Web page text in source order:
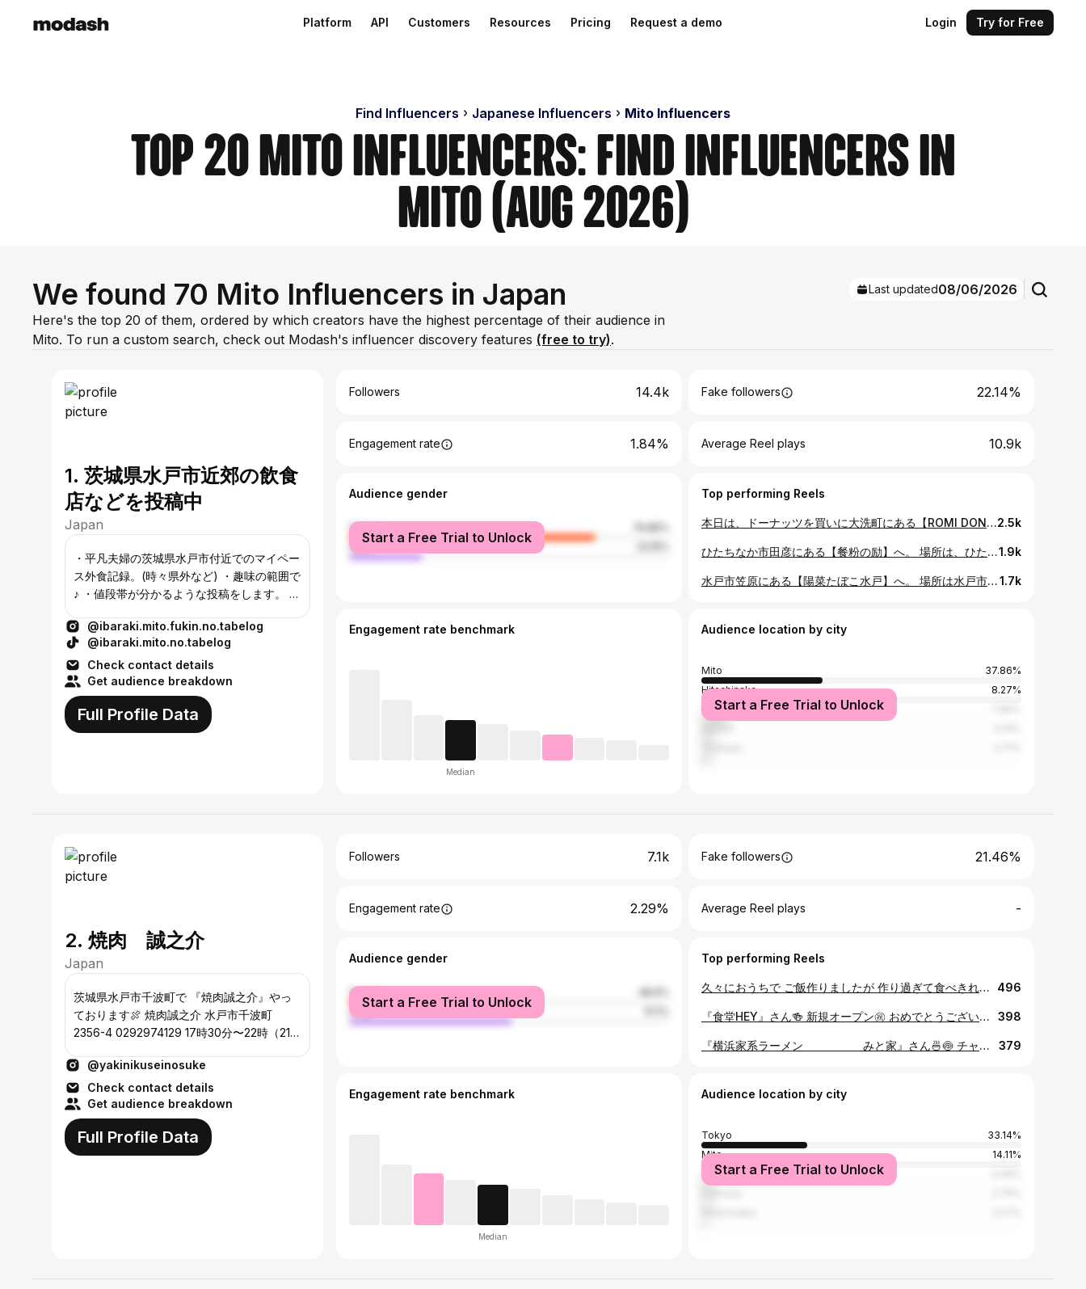
Platform API Customers Resources Pricing Request a demo Login Try for Free
Find Influencers Japanese Influencers Mito Influencers
Top 20 Mito Influencers: Find Influencers in
Mito (Aug 2026)
We found 70 Mito Influencers in Japan
Here's the top 20 of them, ordered by which creators have the highest percentage of their audience in
Mito. To run a custom search, check out Modash's influencer discovery features (free to try).
Last updated08/06/2026
1. 茨城県水戸市近郊の飲食
店などを投稿中
Japan
・平凡夫婦の茨城県水戸市付近でのマイペー
ス外食記録。(時々県外など) ・趣味の範囲で
♪ ・値段帯が分かるような投稿をします。 ・
店とは限りません。 •最新の情報を調べてか
ら来店される事をオススメします。(閉店、
営業時間変更など) 気軽にフォローして下さ
い♪
@ibaraki.mito.fukin.no.tabelog
@ibaraki.mito.no.tabelog
Check contact details
Get audience breakdown
Full Profile Data
Followers 14.4k Fake followers 22.14%
Engagement rate 1.84% Average Reel plays 10.9k
Audience gender
female
male
Start a Free Trial to Unlock
Top performing Reels
本日は、ドーナッツを買いに大洗町にある【ROMI DONUT STORE 】へ。 平日、開店時間の10時30分に伺いました。 駐車場は店前店横にあります。 店内はこじんまりとしています。 ドーナッツは約１０種類ほど。 値段は140～160円。 二つ買って、近くの海辺の駐車場に車をとめて食べました。 ごちそうさまでした。 場所 大洗町和銅18番地7 営業 木曜日定休 10時30分～ 予算 1個140円～ #水戸市#水戸ランチ#水戸グルメ#水戸市グルメ#水戸市ランチ#茨城県ランチ#茨城県グルメ #茨城ランチ #茨城グルメ#茨城県 #グルメ#茨城県食べ歩き #茨城スイーツ#茨城ケーキ #水戸スイーツ#水戸ケーキ #水戸#茨城#チュロス#ロミードーナッツストアー #テイクアウト水戸#ロミードーナッツ#ロミードーナッツストア#romidonutstore#大洗町#大洗駅#大洗グルメ#大洗スイーツ2.5k
ひたちなか市田彦にある【餐粉の励】へ。 場所は、ひたちなか市田彦のヨークベニマルの近くにある住宅街内にあります。 近くにはスターバックスなどもあります。 店の外観は、一般民家そのもの。 駐車場は店前にあります。 店内入りすぐに券売機があり、券を購入後、座敷席で待ちます。 水などはセルフ。 頼んだのは、写真手前のランチ定食750円。 写真奥アナゴセット980円。 食べきれず、かき揚げなど持ち帰りました。 持ち帰るための入れ物は自由にとれるようになっています。 地図を見ると近くには丸亀もあるようですが、こちらのお店にも是非行ってみてください。 ごちそうさまでした。 場所 ひたちなか市田彦1116番地30 営業 11時30分～ 木曜日金曜日定休 予算 1000円以内 #茨城県#水戸市#水戸市ランチ #茨城県ランチ#茨城ランチ #茨城県グルメ#茨城県グルメ #茨城グルメ#食べ歩き#水戸ランチ#水戸グルメ#うどん#讃岐うどん#天ぷら#かき揚げ#餐粉の励#mitteいばグル#さんこんのれい#水戸#茨城#ひたちなか市#ひたちなか市田彦#ひたちなかグルメ#ひたちなかランチ#ひたちなか市ランチ#ひたちなか市グルメ1.9k
水戸市笠原にある【陽菜たぼこ水戸】へ。 場所は水戸市笠原、和牛食堂とかの近く。 駐車場は、店前3台くらい、道路挟んだ反対側にも駐車場多数。 店内は狭め。カウンター席もあり。 平日午後１時過ぎに行きましたが、お客さんが途絶えずに入ってました。 テーブル席でメニュー確認。海鮮丼1300円、マグロ漬け丼1000円を注文。写真のセットに最後にコーヒーがつきます。 サービスでイワシのフライなどもいただきました。 夜には居酒屋として利用する人が多いのか、お酒のメニュー表もありました。 帰宅してキッズ二人を迎えに行き、住宅街を キッズたちと雨がどしゃ降りのなか、５キロ走りました。 ごちそうさまでした。 場所 水戸市笠原1397番地3 営業 11時～ 月曜日定休 予算 1500円以内 #茨城県#水戸市#水戸市ランチ #茨城県ランチ#茨城ランチ #茨城県グルメ#茨城県グルメ #茨城グルメ#食べ歩き#水戸ランチ#水戸グルメ#安い#コストパフォーマンス#mitteいばグル#水戸定食#水戸駅#陽菜たぼこ#激安グルメ#茨城ランチ#茨城県県庁 #水戸市笠原#水戸#茨城#和食ダイニング陽菜たぼこ1.7k
Engagement rate benchmark
Median
Audience location by city
Mito
37.86%
Hitachinaka
8.27%
Tokyo
Start a Free Trial to Unlock
2. 焼肉 誠之介
Japan
茨城県水戸市千波町で 『焼肉誠之介』やっ
ております🍖 焼肉誠之介 水戸市千波町
2356-4 0292974129 17時30分〜22時（21時
@yakinikuseinosuke
Check contact details
Get audience breakdown
Full Profile Data
Followers 7.1k Fake followers 21.46%
Engagement rate 2.29% Average Reel plays -
Audience gender
female
male
Start a Free Trial to Unlock
Top performing Reels
久々におうちで ご飯作りましたが 作り過ぎて食べきれなかった😭 バーニャカウダ🍀と 生春巻き🌯と チーズフォンデュ🫕 ほとんど同じ野菜で…🤣 さてさて 昨日はお休みいただき ありがとうございました🙇‍♂️ 木曜日は「和牛レバー」の日😋 本日も『焼肉誠之介』 17時30分オープン 20時30分ラストオーダー 21時閉店アルコールあり🙆‍♂️ よろしくお願い致します🙇‍♂️ #バーニャカウダ #🥗 #生春巻き #💐 #チーズフォンデュ #🫕 #水戸 #千波町 #焼肉 #誠之介 #焼肉誠之介 #肉 #にく #🍖 #🥩 #🥓 #和牛 #常陸牛 #🐮 #🐄 #🐂 #🐃 #水戸焼肉 #まん延防止等重点措置 #😋 #😋😋😋 496
『食堂HEY』さん🍻 新規オープン㊗️ おめでとうございます🎊🎉🍾🎈 美味しかったです🍖 また近々食べに伺います😋 #日本 #茨城 #水戸 #宮町 #食堂 #HEY #食堂HEY #🍻 #🍷 #🍶 #🍖 #🧀 #ガイアの夜明け #新規オープン #千波 #焼肉 #誠之介 #焼肉誠之介 #肉 #にく #和牛 #常陸牛 #水戸グルメ #水戸焼肉 #アルバイト募集 #😋 #😊 398
『横浜家系ラーメン みと家』さん🍜🍥 チャーシュー&ほうれん草 トッピング お好み全普通 途中からブラックペッパーで 味変😋 美味しゅうございました🙏 さてさて 本日『焼肉誠之介』は 定休日でお休みでございます😊 明日以降のご来店を 心よりお待ちしております🙇‍♂️ #水戸 #平須 #横浜 #家系ラーメン #みと家 #ラーメン #らぁめん #らーめん #拉麺 #🍜 #🍥 #チャーシュー #ほうれん草 #普通 #ブラックペッパー #味変 #千波町 #焼肉 #誠之介 #焼肉誠之介 #肉 #にく #🍖 #🥩 #🥓 #😋 379
Engagement rate benchmark
Median
Audience location by city
Tokyo
33.14%
Mito
14.11%
Ōsaka
Start a Free Trial to Unlock